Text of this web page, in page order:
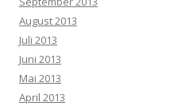
August 2013
Juli 2013
Juni 2013
Mai 2013
April 2013